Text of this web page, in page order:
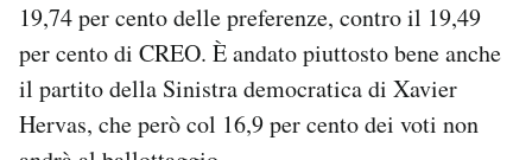
19,74 per cento delle preferenze, contro il 19,49
per cento di CREO. È andato piuttosto bene anche
il partito della Sinistra democratica di Xavier
Hervas, che però col 16,9 per cento dei voti non